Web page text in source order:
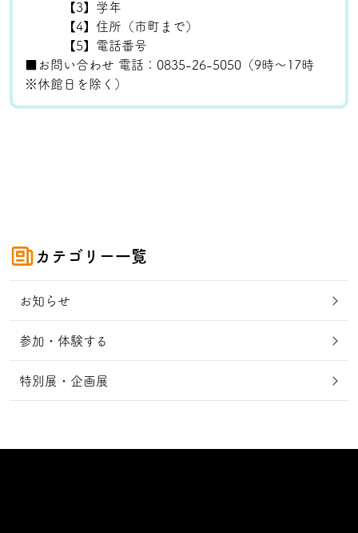
【3】学年
【4】住所（市町まで）
【5】電話番号
■お問い合わせ 電話：0835-26-5050（9時～17時
※休館日を除く）
カテゴリー一覧
お知らせ
参加・体験する
特別展・企画展